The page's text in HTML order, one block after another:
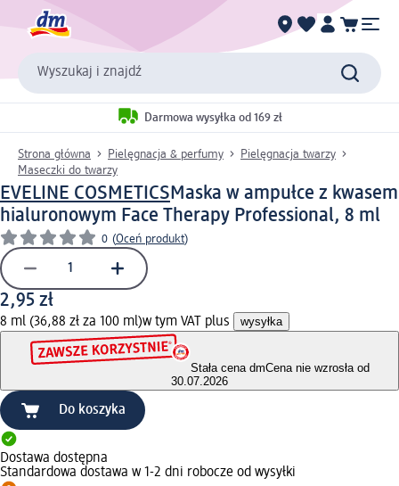
Wyszukaj i znajdź
Darmowa wysyłka od 169 zł
Strona główna Pielęgnacja & perfumy
Pielęgnacja twarzy
Maseczki do twarzy
EVELINE COSMETICSMaska w ampułce z kwasem
hialuronowym Face Therapy Professional, 8 ml
0 (Oceń produkt)
2,95 zł
8 ml (36,88 zł za 100 ml)w tym VAT plus wysyłka
Stała cena dmCena nie wzrosła od
30.07.2026
Do koszyka
Dostawa dostępna
Standardowa dostawa w 1-2 dni robocze od wysyłki